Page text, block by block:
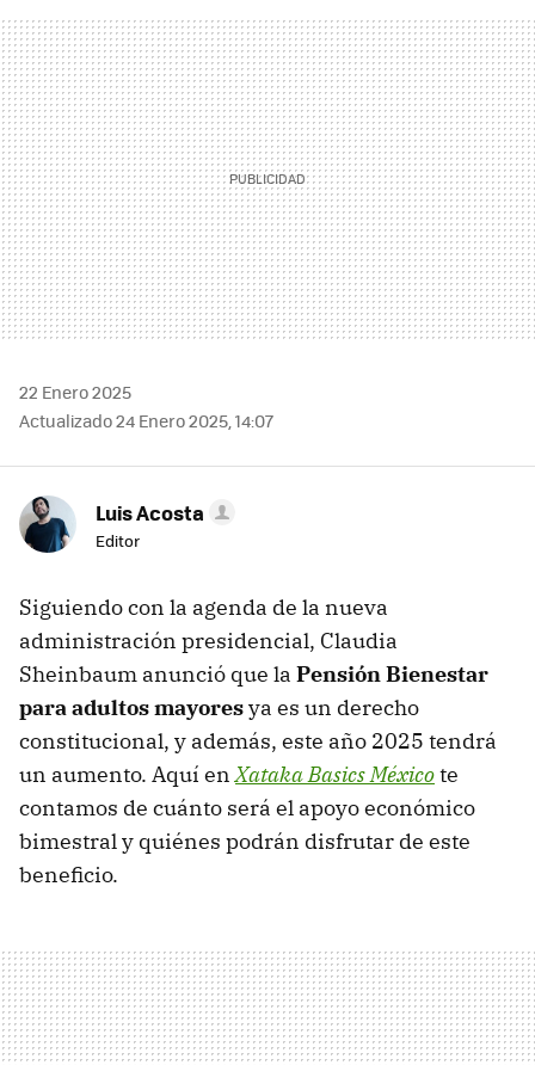
MAIL
22 Enero 2025
Actualizado 24 Enero 2025, 14:07
Luis Acosta
Editor
Siguiendo con la agenda de la nueva
administración presidencial, Claudia
Sheinbaum anunció que la Pensión Bienestar
para adultos mayoresya es un derecho
constitucional, y además, este año 2025 tendrá
un aumento. Aquí enXataka Basics Méxicote
contamos de cuánto será el apoyo económico
bimestral y quiénes podrán disfrutar de este
beneficio.